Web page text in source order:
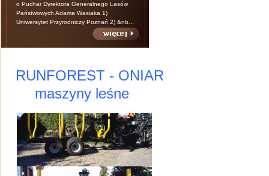
o Puchar Dyrektora Generalnego Lasów
Państwowych Adama Wasiaka 1)
Uniwersytet Przyrodniczy Poznań 2) &nb...
RUNFOREST - ONIAR
maszyny leśne